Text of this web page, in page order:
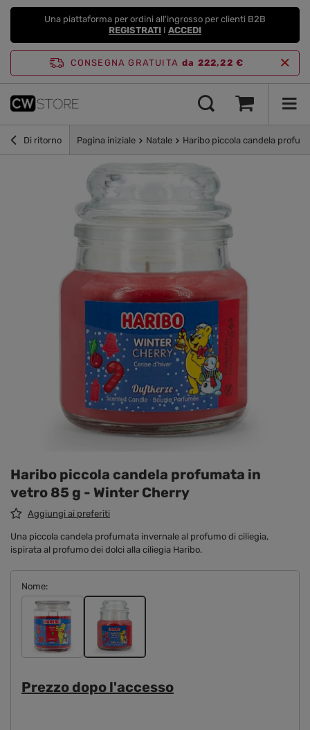
Una piattaforma per ordini all'ingrosso per clienti B2B
REGISTRATI I ACCEDI
CONSEGNA GRATUITA da 222,22 €
Di ritorno Pagina iniziale Natale Haribo piccola candela
Haribo piccola candela profumata in
vetro 85 g - Winter Cherry
Aggiungi ai preferiti
Una piccola candela profumata invernale al profumo di ciliegia,
ispirata al profumo dei dolci alla ciliegia Haribo.
Nome
Prezzo dopo l'accesso